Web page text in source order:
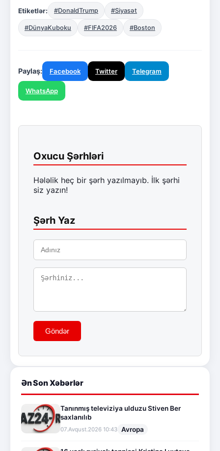
Etiketlər: #DonaldTrump #Siyasət
#DünyaKuboku #FIFA2026 #Boston
Paylaş: Facebook Twitter Telegram
WhatsApp
Oxucu Şərhləri
Hələlik heç bir şərh yazılmayıb. İlk şərhi
siz yazın!
Şərh Yaz
Göndər
Ən Son Xəbərlər
Tanınmış televiziya ulduzu Stiven Ber
saxlanılıb
07.Avqust.2026 10:43 Avropa